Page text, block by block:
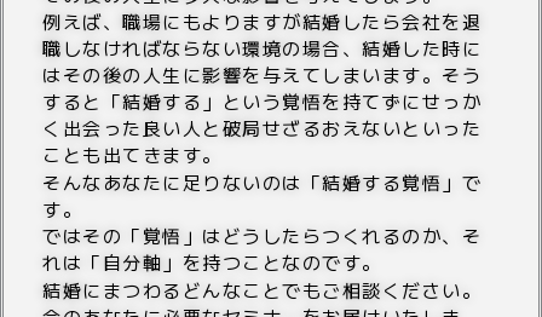
例えば、職場にもよりますが結婚したら会社を退
職しなければならない環境の場合、結婚した時に
はその後の人生に影響を与えてしまいます。そう
すると「結婚する」という覚悟を持てずにせっか
く出会った良い人と破局せざるおえないといった
ことも出てきます。
そんなあなたに足りないのは「結婚する覚悟」で
す。
ではその「覚悟」はどうしたらつくれるのか、そ
れは「自分軸」を持つことなのです。
結婚にまつわるどんなことでもご相談ください。